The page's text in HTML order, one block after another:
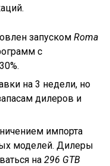
запускомRoma
с
на 3 недели, но
дилеров и
импорта
моделей. Дилеры
на296 GTB